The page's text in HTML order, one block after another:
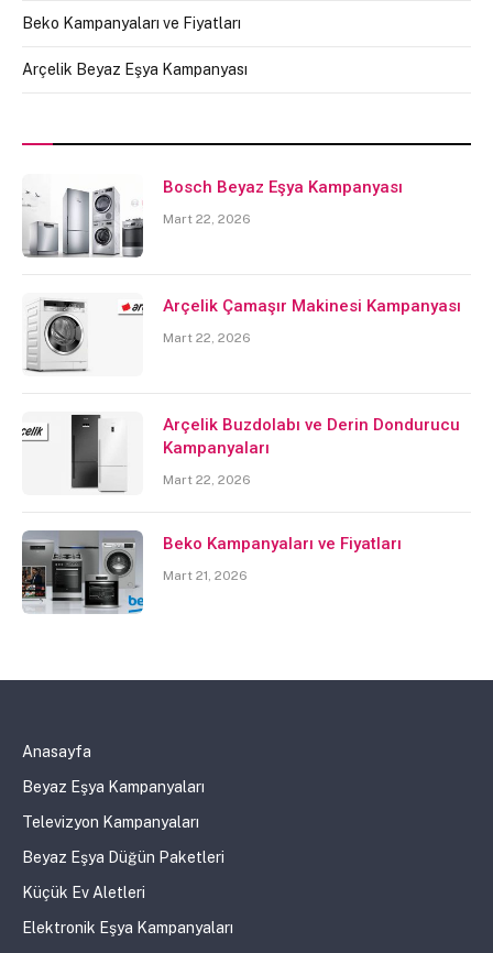
Beko Kampanyaları ve Fiyatları
Arçelik Beyaz Eşya Kampanyası
Bosch Beyaz Eşya Kampanyası
Mart 22, 2026
Arçelik Çamaşır Makinesi Kampanyası
Mart 22, 2026
Arçelik Buzdolabı ve Derin Dondurucu
Kampanyaları
Mart 22, 2026
Beko Kampanyaları ve Fiyatları
Mart 21, 2026
Anasayfa
Beyaz Eşya Kampanyaları
Televizyon Kampanyaları
Beyaz Eşya Düğün Paketleri
Küçük Ev Aletleri
Elektronik Eşya Kampanyaları